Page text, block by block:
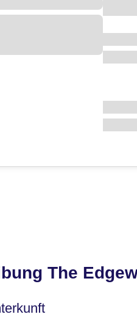
The